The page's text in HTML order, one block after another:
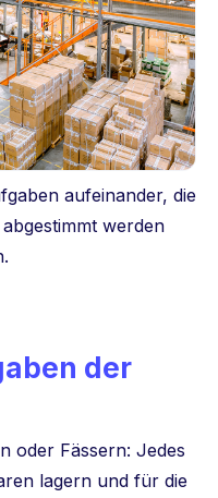
aufeinander, die
werden
der
oder Fässern: Jedes
lagern und für die